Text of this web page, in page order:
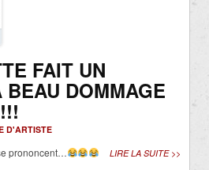
FAIT UN
DOMMAGE
D'ARTISTE
prononcent… LIRE LA SUITE >>